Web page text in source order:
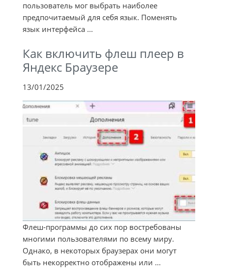
пользователь мог выбрать наиболее
предпочитаемый для себя язык. Поменять
язык интерфейса ...
Как включить флеш плеер в
Яндекс Браузере
13/01/2025
Флеш-программы до сих пор востребованы
многими пользователями по всему миру.
Однако, в некоторых браузерах они могут
быть некорректно отображены или ...